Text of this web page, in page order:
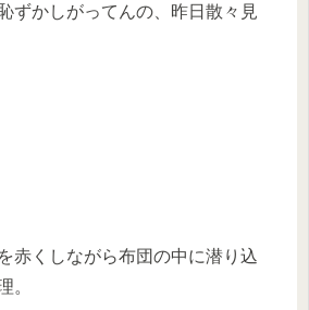
ずかしがってんの、昨日散々見
赤くしながら布団の中に潜り込
。